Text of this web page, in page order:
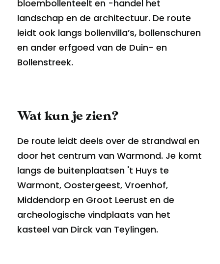
bloembollenteelt en -handel het
landschap en de architectuur. De route
leidt ook langs bollenvilla’s, bollenschuren
en ander erfgoed van de Duin- en
Bollenstreek.
Wat kun je zien?
De route leidt deels over de strandwal en
door het centrum van Warmond. Je komt
langs de buitenplaatsen 't Huys te
Warmont, Oostergeest, Vroenhof,
Middendorp en Groot Leerust en de
archeologische vindplaats van het
kasteel van Dirck van Teylingen.